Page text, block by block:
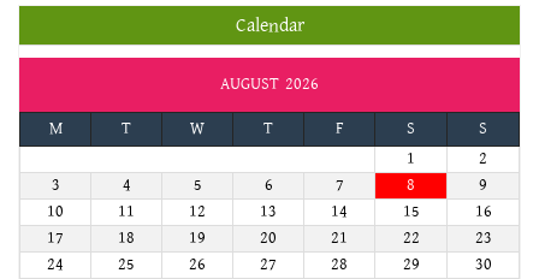
Calendar
AUGUST 2026
M
T W T F S
S
1
2
3
4 5 6 7 8
9
10
11 12 13 14 15
16
17
18 19 20 21 22
23
24
25 26 27 28 29
30